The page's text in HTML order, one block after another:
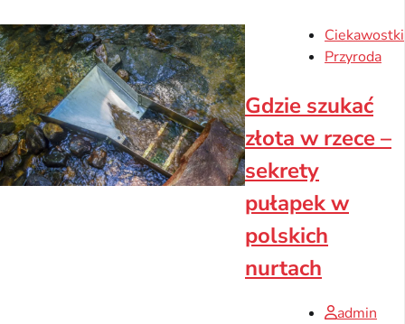
Ciekawostki
Przyroda
Gdzie szukać
złota w rzece –
sekrety
pułapek w
polskich
nurtach
admin